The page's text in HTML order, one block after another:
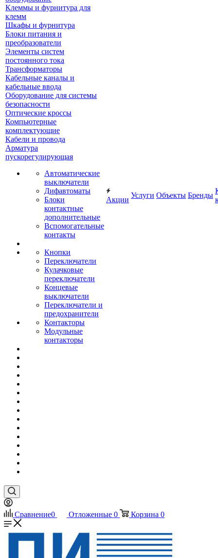
Клеммы и фурнитура для
клемм
Шкафы и фурнитура
Блоки питания и
преобразователи
Элементы систем
постоянного тока
Трансформаторы
Кабельные каналы и
кабельные ввода
Оборудование для системы
безопасности
Оптические кроссы
Компьютерные
комплектующие
Кабели и провода
Арматура
пускорегулирующая
Автоматические
выключатели
Дифавтоматы
Блоки
контактные
дополнительные
Вспомогательные
контакты
Кнопки
Переключатели
Кулачковые
переключатели
Концевые
выключатели
Переключатели и
предохранители
Контакторы
Модульные
контакторы
Акции
Услуги Объекты Бренды
Сравнение0 Отложенные 0 Корзина 0